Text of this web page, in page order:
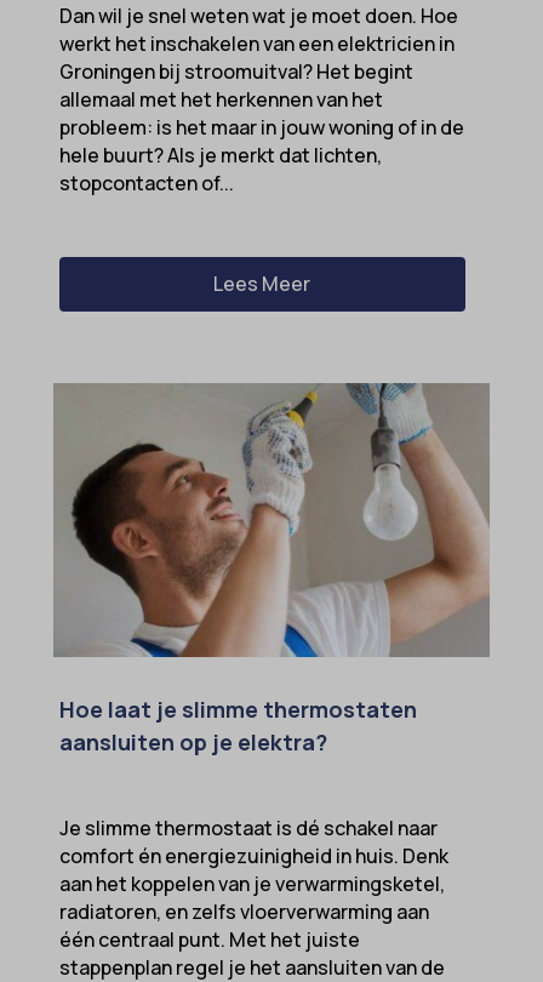
Dan wil je snel weten wat je moet doen. Hoe
werkt het inschakelen van een elektricien in
Groningen bij stroomuitval? Het begint
allemaal met het herkennen van het
probleem: is het maar in jouw woning of in de
hele buurt? Als je merkt dat lichten,
stopcontacten of...
Lees Meer
Hoe laat je slimme thermostaten
aansluiten op je elektra?
Je slimme thermostaat is dé schakel naar
comfort én energiezuinigheid in huis. Denk
aan het koppelen van je verwarmingsketel,
radiatoren, en zelfs vloerverwarming aan
één centraal punt. Met het juiste
stappenplan regel je het aansluiten van de